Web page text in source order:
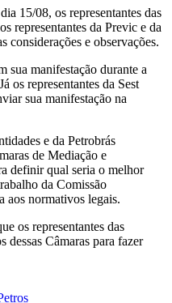
15/08, os representantes das
representantes da Previc e da
considerações e observações.
sua manifestação durante a
os representantes da Sest
sua manifestação na
e da Petrobrás
de Mediação e
definir qual seria o melhor
da Comissão
aos normativos legais.
os representantes das
dessas Câmaras para fazer